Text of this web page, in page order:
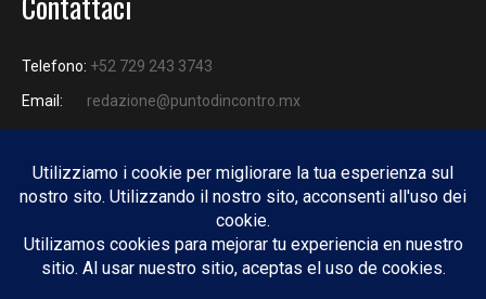
Telefono: +52 729 243 3743
Email:
redazione@puntodincontro.mx
PUNTODINCONTRO